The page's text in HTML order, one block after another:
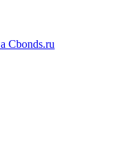
Cbonds.ru